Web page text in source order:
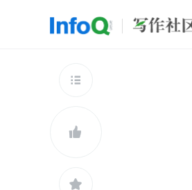
查看更多


